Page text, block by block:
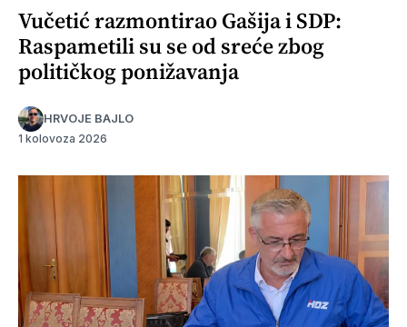
Vučetić razmontirao Gašija i SDP:
Raspametili su se od sreće zbog
političkog ponižavanja
HRVOJE BAJLO
1 kolovoza 2026